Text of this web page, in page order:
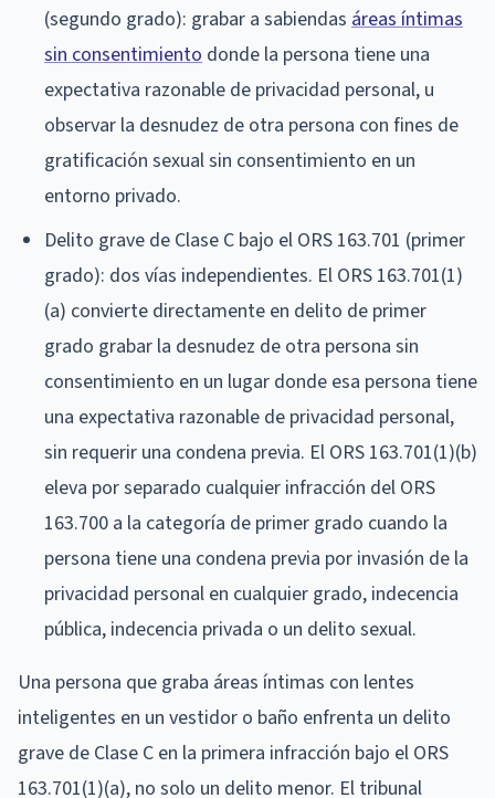
(segundo grado): grabar a sabiendas áreas íntimas
sin consentimiento donde la persona tiene una
expectativa razonable de privacidad personal, u
observar la desnudez de otra persona con fines de
gratificación sexual sin consentimiento en un
entorno privado.
Delito grave de Clase C bajo el ORS 163.701 (primer
grado): dos vías independientes. El ORS 163.701(1)
(a) convierte directamente en delito de primer
grado grabar la desnudez de otra persona sin
consentimiento en un lugar donde esa persona tiene
una expectativa razonable de privacidad personal,
sin requerir una condena previa. El ORS 163.701(1)(b)
eleva por separado cualquier infracción del ORS
163.700 a la categoría de primer grado cuando la
persona tiene una condena previa por invasión de la
privacidad personal en cualquier grado, indecencia
pública, indecencia privada o un delito sexual.
Una persona que graba áreas íntimas con lentes
inteligentes en un vestidor o baño enfrenta un delito
grave de Clase C en la primera infracción bajo el ORS
163.701(1)(a), no solo un delito menor. El tribunal